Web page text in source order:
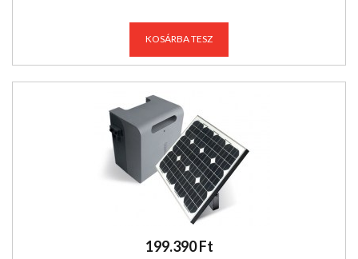
KOSÁRBA TESZ
199.390 Ft